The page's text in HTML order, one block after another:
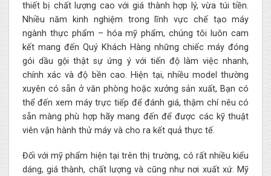
thiết bị chất lượng cao với giá thành hợp lý, vừa túi tiền.
Nhiều năm kinh nghiệm trong lĩnh vực chế tạo máy
ngành thực phẩm – hóa mỹ phẩm, chúng tôi luôn cam
kết mang đến Quý Khách Hàng những chiếc máy đóng
gói dầu gội thật sự ứng ý với tiến độ làm việc nhanh,
chính xác và độ bền cao. Hiện tại, nhiều model thường
xuyên có sẵn ở văn phòng hoặc xưởng sản xuất, Bạn có
thể đến xem máy trực tiếp để đánh giá, thậm chí nêu có
sẵn màng phù hợp hãy mang đến để được các kỹ thuật
viên vận hành thử máy và cho ra kết quả thực tế.
Đối với mỹ phẩm hiện tại trên thị trường, có rất nhiều kiểu
dáng, giá thành, chất lượng và cũng như nơi xuất xứ. Mỹ